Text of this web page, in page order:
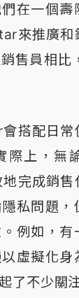
在一個壽
來推廣和
售員相比
搭配日常
際上，無
完成銷售
私問題，
例如，有
虛擬化身
了不少關